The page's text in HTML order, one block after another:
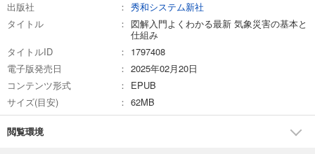
出版社
秀和システム新社
タイトル
図解入門よくわかる最新 気象災害の基本と
仕組み
タイトルID
1797408
電子版発売日
2025年02月20日
コンテンツ形式
EPUB
サイズ(目安)
62MB
閲覧環境